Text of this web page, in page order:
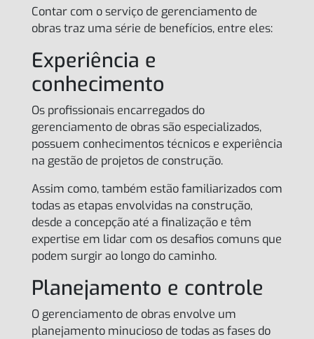
Contar com o serviço de gerenciamento de
obras traz uma série de benefícios, entre eles:
Experiência e
conhecimento
Os profissionais encarregados do
gerenciamento de obras são especializados,
possuem conhecimentos técnicos e experiência
na gestão de projetos de construção.
Assim como, também estão familiarizados com
todas as etapas envolvidas na construção,
desde a concepção até a finalização e têm
expertise em lidar com os desafios comuns que
podem surgir ao longo do caminho.
Planejamento e controle
O gerenciamento de obras envolve um
planejamento minucioso de todas as fases do